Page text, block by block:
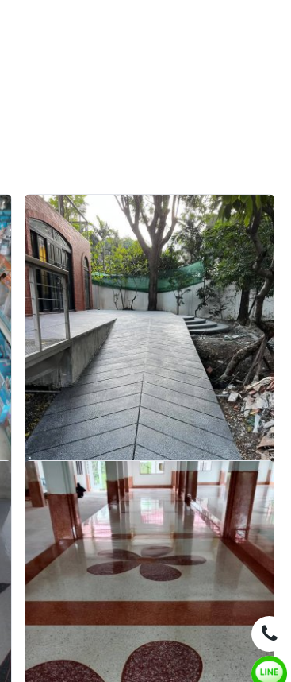
รับขัดพื้นหินเพชรบุรี
บริการรับทำทรายล้าง ล้างหินขัด หินล้าง ทรายล้าง ทำทรายล้าง
ช่างทรายล้าง ช่างหินขัด รับทำหินขัด รับทำหินอ่อน รับเหมาทำ
ทรายล้าง โดยช่างผู้มีประสบการณ์มากกว่า 30 ปี เพชรบุรี